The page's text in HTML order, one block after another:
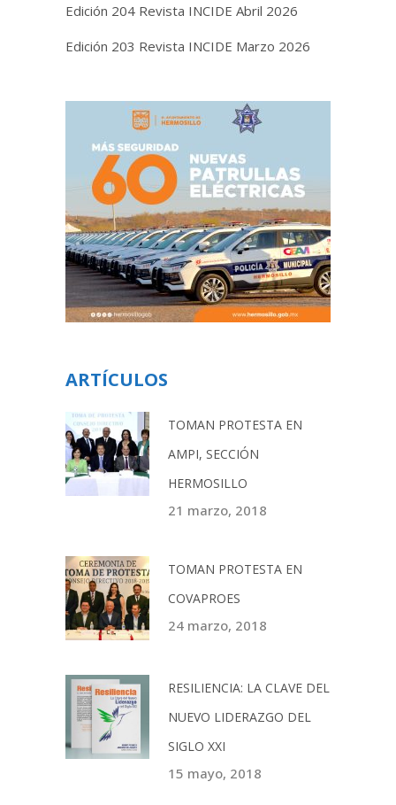
Edición 204 Revista INCIDE Abril 2026
Edición 203 Revista INCIDE Marzo 2026
ARTÍCULOS
TOMAN PROTESTA EN
AMPI, SECCIÓN
HERMOSILLO
21 marzo, 2018
TOMAN PROTESTA EN
COVAPROES
24 marzo, 2018
RESILIENCIA: LA CLAVE DEL
NUEVO LIDERAZGO DEL
SIGLO XXI
15 mayo, 2018